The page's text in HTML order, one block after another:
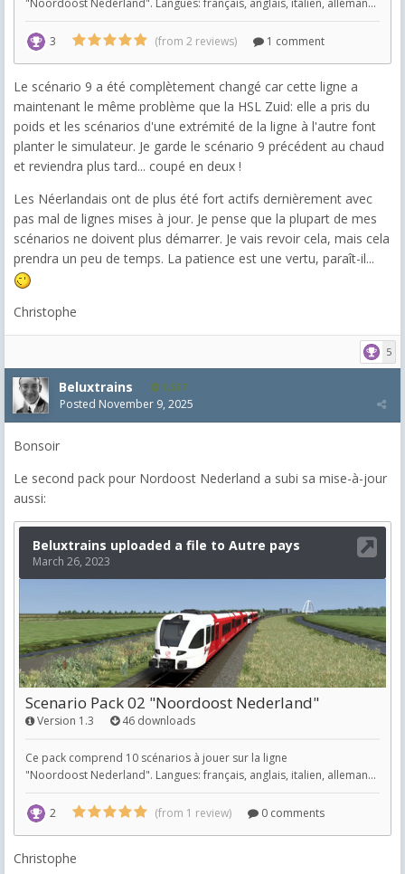
Le scénario 9 a été complètement changé car cette ligne a
maintenant le même problème que la HSL Zuid: elle a pris du
poids et les scénarios d'une extrémité de la ligne à l'autre font
planter le simulateur. Je garde le scénario 9 précédent au chaud
et reviendra plus tard... coupé en deux !
Les Néerlandais ont de plus été fort actifs dernièrement avec
pas mal de lignes mises à jour. Je pense que la plupart de mes
scénarios ne doivent plus démarrer. Je vais revoir cela, mais cela
prendra un peu de temps. La patience est une vertu, paraît-il...
Christophe
5
Beluxtrains 1,557
Posted November 9, 2025
Bonsoir
Le second pack pour Nordoost Nederland a subi sa mise-à-jour
aussi:
Christophe